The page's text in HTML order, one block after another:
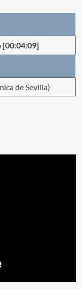
[00:04:09]
de Sevilla)